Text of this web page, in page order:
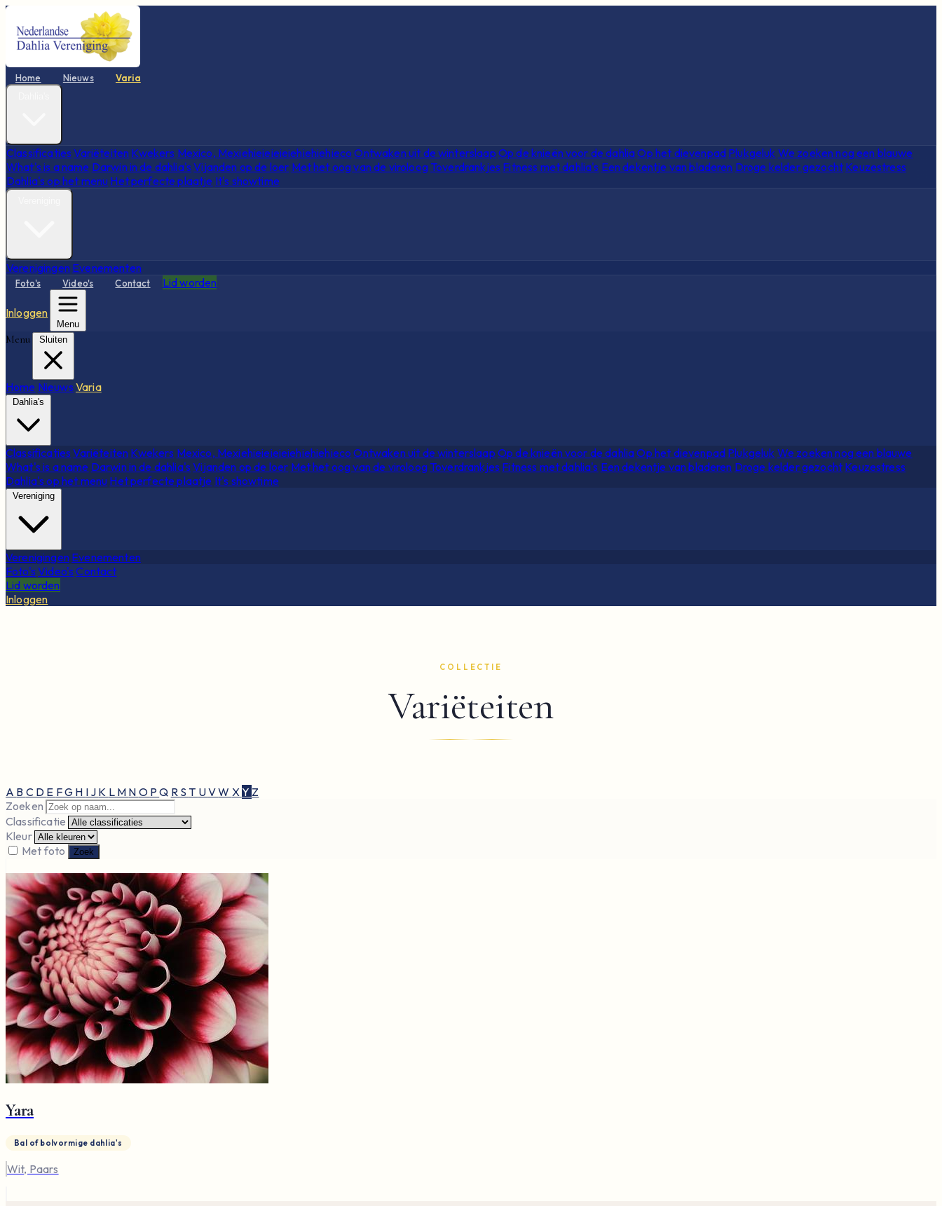
Home Nieuws Varia
Classificaties Variëteiten Kwekers Mexico, Mexiehieieieieiehiehiehieco Ontwaken uit de winterslaap Op de knieën voor de dahliaOp het dievenpad Plukgeluk We zoeken nog een blauwe
What's is a name Darwin in de dahlia's Vijanden op de loer Met het oog van de viroloog Toverdrankjes Fitness met dahlia's Een dekentje van bladeren Droge kelder gezocht Keuzestress
Dahlia's op het menu Het perfecte plaatje It's showtime
Verenigingen Evenementen
Foto's Video's Contact Lid worden
Inloggen
Menu
Menu Sluiten
Home Nieuws Varia
Dahlia's
Classificaties Variëteiten Kwekers Mexico, Mexiehieieieieiehiehiehieco Ontwaken uit de winterslaap Op de knieën voor de dahliaOp het dievenpad Plukgeluk We zoeken nog een blauwe
What's is a name Darwin in de dahlia's Vijanden op de loer Met het oog van de viroloog Toverdrankjes Fitness met dahlia's Een dekentje van bladeren Droge kelder gezocht Keuzestress
Dahlia's op het menu Het perfecte plaatje It's showtime
Vereniging
Verenigingen Evenementen
Foto's Video's Contact
Lid worden
Inloggen
COLLECTIE
Variëteiten
A B C D E FG H I J K L M N O PQ R S T UVW XY Z
Zoeken
Classificatie
Kleur
Met foto
Zoek
Yara
Bal of bolvormige dahlia's
Wit, Paars